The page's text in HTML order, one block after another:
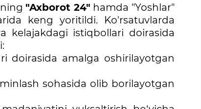
"Axborot 24" hamda "Yoshlar"
keng yoritildi. Ko'rsatuvlarda
kelajakdagi istiqbollari doirasida
doirasida amalga oshirilayotgan
sohasida olib borilayotgan